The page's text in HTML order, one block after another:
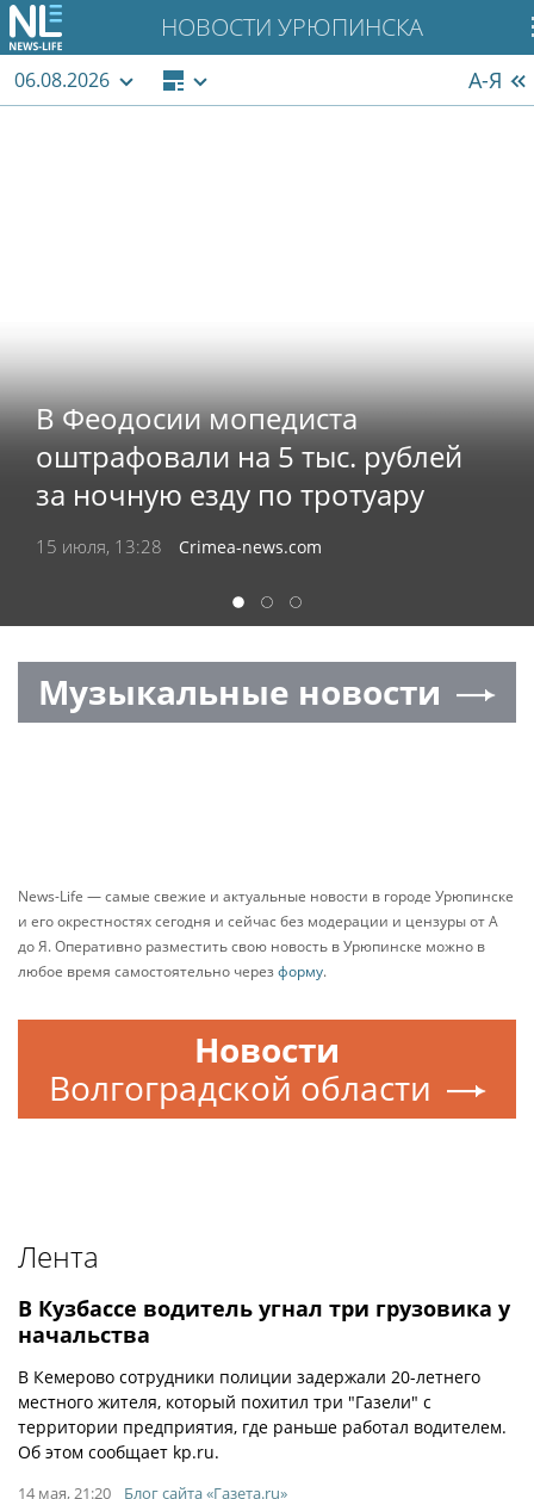
НОВОСТИ УРЮПИНСКА
06.08.2026 А-Я
В Феодосии сотрудники
полиции задержали водителя
нарушение запрета о
передвижении мототранспорта
после 22:00
15 июля, 13:12 Crimea-news.com
1 2 3
Музыкальные новости
News-Life — самые свежие и актуальные новости в городе Урюпинске
и его окрестностях сегодня и сейчас без модерации и цензуры от А
до Я. Оперативно разместить свою новость в Урюпинске можно в
любое время самостоятельно черезформу.
Новости
Волгоградской области
Лента
В Кузбассе водитель угнал три грузовика у
начальства
В Кемерово сотрудники полиции задержали 20-летнего
местного жителя, который похитил три "Газели" с
территории предприятия, где раньше работал водителем.
Об этом сообщает kp.ru.
14 мая, 21:20 Блог сайта «Газета.ru»